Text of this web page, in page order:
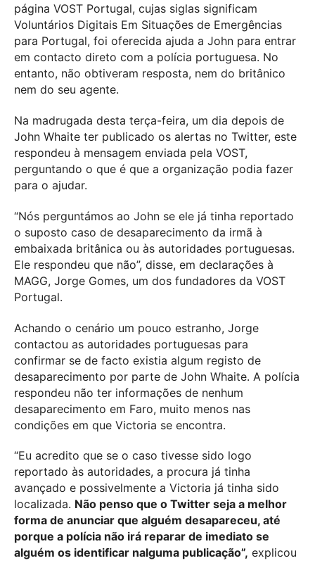
página VOST Portugal, cujas siglas significam
Voluntários Digitais Em Situações de Emergências
para Portugal, foi oferecida ajuda a John para entrar
em contacto direto com a polícia portuguesa. No
entanto, não obtiveram resposta, nem do britânico
nem do seu agente.
Na madrugada desta terça-feira, um dia depois de
John Whaite ter publicado os alertas no Twitter, este
respondeu à mensagem enviada pela VOST,
perguntando o que é que a organização podia fazer
para o ajudar.
“Nós perguntámos ao John se ele já tinha reportado
o suposto caso de desaparecimento da irmã à
embaixada britânica ou às autoridades portuguesas.
Ele respondeu que não”, disse, em declarações à
MAGG, Jorge Gomes, um dos fundadores da VOST
Portugal.
Achando o cenário um pouco estranho, Jorge
contactou as autoridades portuguesas para
confirmar se de facto existia algum registo de
desaparecimento por parte de John Whaite. A polícia
respondeu não ter informações de nenhum
desaparecimento em Faro, muito menos nas
condições em que Victoria se encontra.
“Eu acredito que se o caso tivesse sido logo
reportado às autoridades, a procura já tinha
avançado e possivelmente a Victoria já tinha sido
localizada. Não penso que o Twitter seja a melhor
forma de anunciar que alguém desapareceu, até
porque a polícia não irá reparar de imediato se
alguém os identificar nalguma publicação”, explicou